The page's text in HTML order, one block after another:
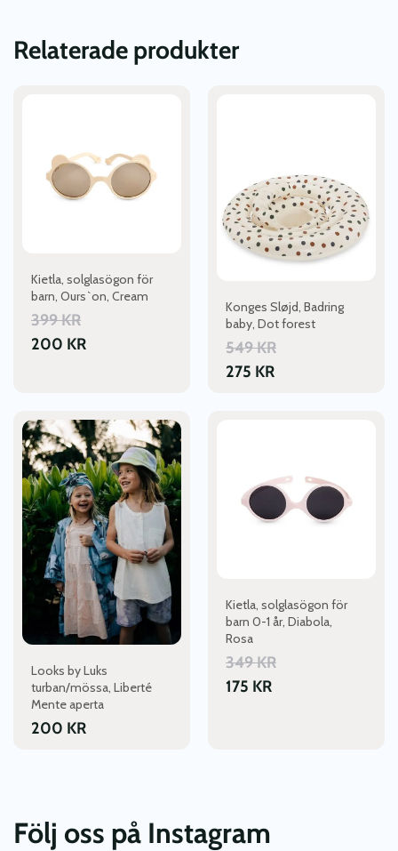
Relaterade produkter
Kietla, solglasögon för
barn, Ours`on, Cream
399KR
200 KR
varianter.
väljas
produktsidan
Konges Sløjd, Badring
baby, Dot forest
549KR
275 KR
Looks by Luks
turban/mössa, Liberté
Mente aperta
200 KR
Kietla, solglasögon för
barn 0-1 år, Diabola,
Rosa
349KR
175 KR
Följ oss på Instagram